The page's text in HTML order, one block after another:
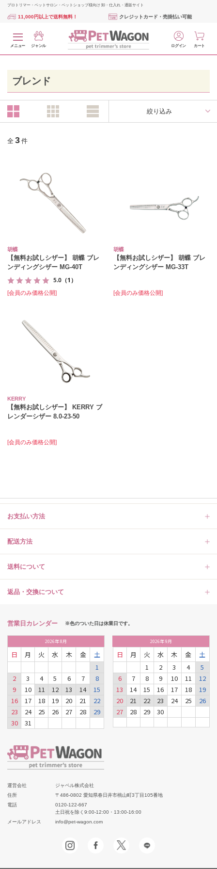
プロトリマー・ペットサロン・ペットショップ様向け 卸・仕入れ・通販サイト
11,000円以上で送料無料！ クレジットカード・売掛払い可能
メニュー ジャンル ログイン カート
ブレンド
絞り込み
全 3 件
胡蝶
【無料お試しシザー】 胡蝶 ブレ
ンディングシザー MG-40T
5.0 （1）
[会員のみ価格公開]
胡蝶
【無料お試しシザー】 胡蝶 ブレ
ンディングシザー MG-33T
[会員のみ価格公開]
KERRY
【無料お試しシザー】 KERRY ブ
レンダーシザー 8.0-23-50
[会員のみ価格公開]
お支払い方法
配送方法
送料について
返品・交換について
営業日カレンダー ※色のついた日は休業日です。
2026年8月
日 月 火 水 木 金
土
1
2
3 4 5 6 7
8
9
10 11 12 13 14
15
16
17 18 19 20 21
22
23
24 25 26 27 28
29
30
31
2026年9月
日 月 火 水 木 金
土
1
2 3 4
5
6
7 8 9 10 11
12
13
14 15 16 17 18
19
20
21 22 23 24 25
26
27
28 29 30
運営会社
ジャペル株式会社
住所
〒486-0802 愛知県春日井市桃山町3丁目105番地
電話
0120-122-667
土日祝を除く9:00-12:00・13:00-16:00
メールアドレス
info@pet-wagon.com